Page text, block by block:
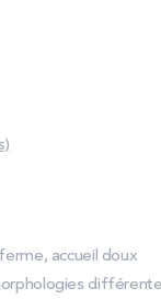
accueil doux